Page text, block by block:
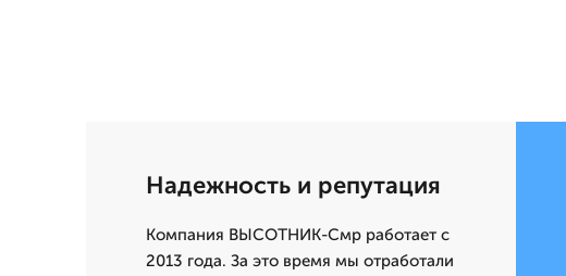
Надежность и репутация
Компания ВЫСОТНИК-Смр работает с
2013 года. За это время мы отработали